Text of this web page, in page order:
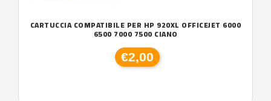
CARTUCCIA COMPATIBILE PER HP 920XL OFFICEJET 6000
6500 7000 7500 CIANO
€2,00